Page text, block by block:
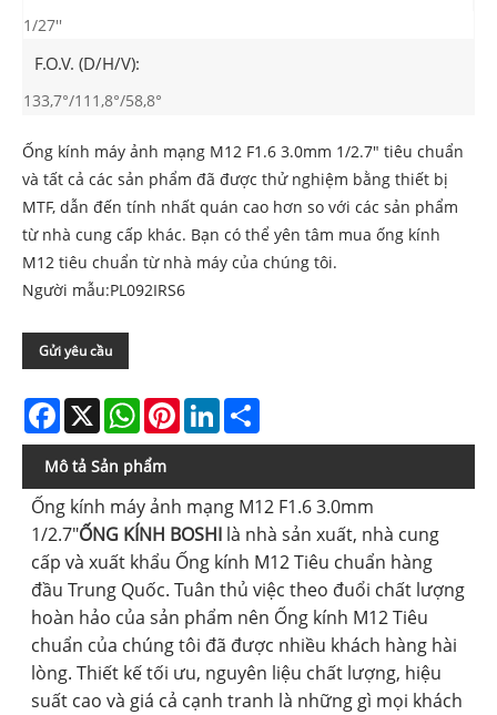
1/27''
F.O.V. (D/H/V):
133,7°/111,8°/58,8°
Ống kính máy ảnh mạng M12 F1.6 3.0mm 1/2.7" tiêu chuẩn
và tất cả các sản phẩm đã được thử nghiệm bằng thiết bị
MTF, dẫn đến tính nhất quán cao hơn so với các sản phẩm
từ nhà cung cấp khác. Bạn có thể yên tâm mua ống kính
M12 tiêu chuẩn từ nhà máy của chúng tôi.
Người mẫu:PL092IRS6
Gửi yêu cầu
Facebook
X WhatsAppPinterestLinkedIn
Mô tả Sản phẩm
Ống kính máy ảnh mạng M12 F1.6 3.0mm
1/2.7"ỐNG KÍNH BOSHI là nhà sản xuất, nhà cung
cấp và xuất khẩu Ống kính M12 Tiêu chuẩn hàng
đầu Trung Quốc. Tuân thủ việc theo đuổi chất lượng
hoàn hảo của sản phẩm nên Ống kính M12 Tiêu
chuẩn của chúng tôi đã được nhiều khách hàng hài
lòng. Thiết kế tối ưu, nguyên liệu chất lượng, hiệu
suất cao và giá cả cạnh tranh là những gì mọi khách